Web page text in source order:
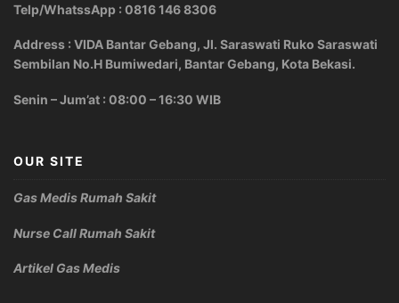
Telp/WhatssApp : 0816 146 8306
Address : VIDA Bantar Gebang, Jl. Saraswati Ruko Saraswati
Sembilan No.H Bumiwedari, Bantar Gebang, Kota Bekasi.
Senin – Jum’at : 08:00 – 16:30 WIB
OUR SITE
Gas Medis Rumah Sakit
Nurse Call Rumah Sakit
Artikel Gas Medis